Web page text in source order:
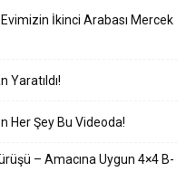
İkinci Arabası Mercek
Yaratıldı!
Her Şey Bu Videoda!
– Amacına Uygun 4×4 B-